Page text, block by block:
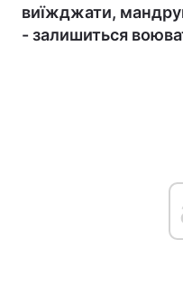
виїжджати,
- залишиться